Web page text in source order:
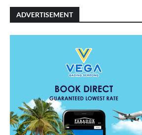
ADVERTISEMENT